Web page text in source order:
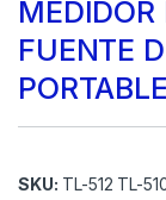
FUENTE
SKU: TL-512 TL-